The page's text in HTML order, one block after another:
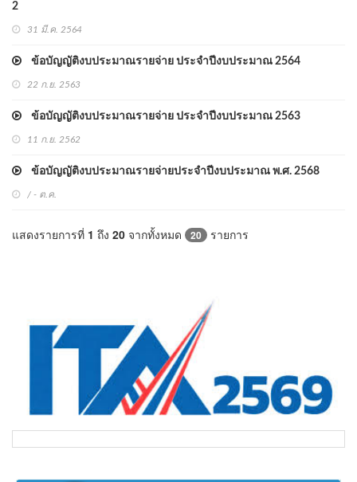
2
31 มี.ค. 2564
ข้อบัญญัติงบประมาณรายจ่าย ประจําปีงบประมาณ 2564
22 ก.ย. 2563
ข้อบัญญัติงบประมาณรายจ่าย ประจําปีงบประมาณ 2563
11 ก.ย. 2562
ข้อบัญญัติงบประมาณรายจ่ายประจำปีงบประมาณ พ.ศ. 2568
/ - ต.ค.
แสดงรายการที่ 1 ถึง 20 จากทั้งหมด 20 รายการ